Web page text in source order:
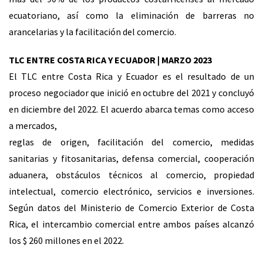
ecuatoriano, así como la eliminación de barreras no
arancelarias y la facilitación del comercio.
TLC ENTRE COSTA RICA Y ECUADOR | MARZO 2023
El TLC entre Costa Rica y Ecuador es el resultado de un
proceso negociador que inició en octubre del 2021 y concluyó
en diciembre del 2022. El acuerdo abarca temas como acceso
a mercados,
reglas de origen, facilitación del comercio, medidas
sanitarias y fitosanitarias, defensa comercial, cooperación
aduanera, obstáculos técnicos al comercio, propiedad
intelectual, comercio electrónico, servicios e inversiones.
Según datos del Ministerio de Comercio Exterior de Costa
Rica, el intercambio comercial entre ambos países alcanzó
los $ 260 millones en el 2022.